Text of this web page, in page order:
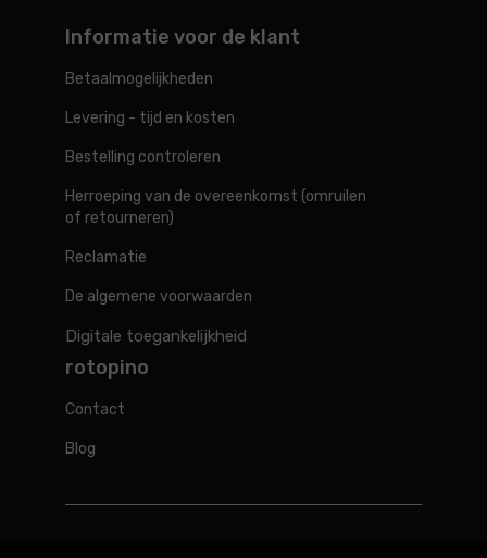
Informatie voor de klant
Betaalmogelijkheden
Levering - tijd en kosten
Bestelling controleren
Herroeping van de overeenkomst (omruilen
of retourneren)
Reclamatie
De algemene voorwaarden
Digitale toegankelijkheid
rotopino
Contact
Blog